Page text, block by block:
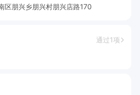
区朋兴乡朋兴村朋兴店路170
通过1项